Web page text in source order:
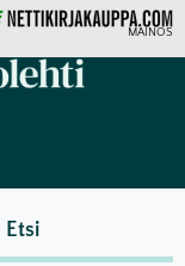
MAINOS